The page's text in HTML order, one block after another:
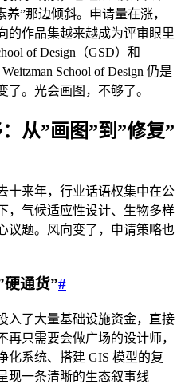
”那边倾斜。申请量在涨，
的作品集越来越成为评审眼里
of Design（GSD）和
School of Design 仍是
。光会画图，不够了。
从”画图”到”修复”
十来年，行业话语权集中在公
，气候适应性设计、生物多样
议题。风向变了，申请策略也
硬通货”#
入了大量基础设施资金，直接
只需要会做广场的设计师，
化系统、搭建 GIS 模型的复
现一条清晰的生态叙事线——